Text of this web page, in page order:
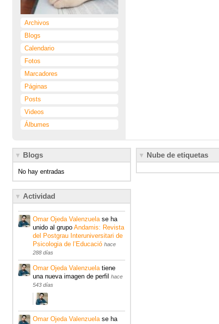
Archivos
Blogs
Calendario
Fotos
Marcadores
Páginas
Posts
Videos
Álbumes
Nube de etiquetas
Blogs
No hay entradas
Actividad
Omar Ojeda Valenzuela se ha
unido al grupoAndamis: Revista
del Postgrau Interuniversitari de
Psicologia de l’Educació hace
288 días
Omar Ojeda Valenzuela tiene
una nueva imagen de perfilhace
543 días
Omar Ojeda Valenzuela se ha